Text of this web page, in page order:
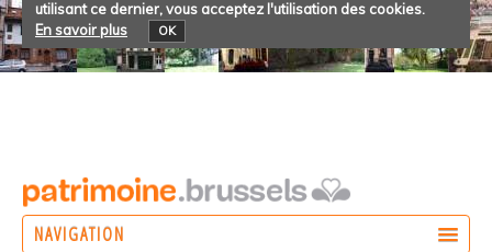
utilisant ce dernier, vous acceptez l'utilisation des cookies.
En savoir plus
OK
NAVIGATION